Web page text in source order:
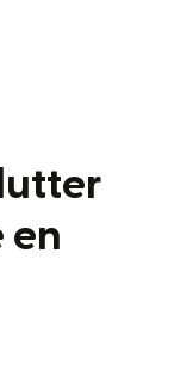
en